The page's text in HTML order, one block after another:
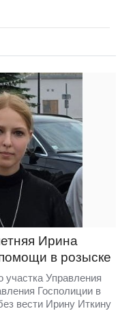
Ирина
в розыске
участка Управления
Госполиции в
вести Ирину Иткину